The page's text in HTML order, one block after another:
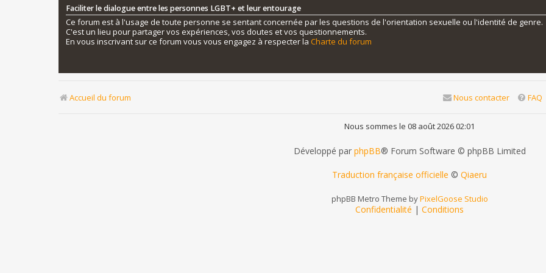
Faciliter le dialogue entre les personnes LGBT+ et leur entourage
Ce forum est à l'usage de toute personne se sentant concernée par les questions de l'orientation sexuelle ou l'identité de genre.
C'est un lieu pour partager vos expériences, vos doutes et vos questionnements.
En vous inscrivant sur ce forum vous vous engagez à respecter la Charte du forum
Accueil du forum FAQ
Nous contacter
Nous sommes le 08 août 2026 02:01
Développé par phpBB® Forum Software © phpBB Limited
Traduction française officielle © Qiaeru
phpBB Metro Theme byPixelGoose Studio
Confidentialité | Conditions